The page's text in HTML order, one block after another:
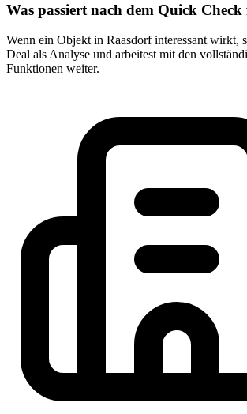
Was passiert nach dem Quick
Wenn ein Objekt in Raasdorf interessant wirkt,
Deal als Analyse und arbeitest mit den
Funktionen weiter.